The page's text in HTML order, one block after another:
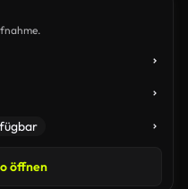
öffnen